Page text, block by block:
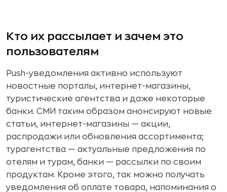
Кто их рассылает и зачем это
пользователям
Push-уведомления активно используют
новостные порталы, интернет-магазины,
туристические агентства и даже некоторые
банки. СМИ таким образом анонсируют новые
статьи, интернет-магазины — акции,
распродажи или обновления ассортимента;
турагентства — актуальные предложения по
отелям и турам, банки — рассылки по своим
продуктам. Кроме этого, так можно получать
уведомления об оплате товара, напоминания о